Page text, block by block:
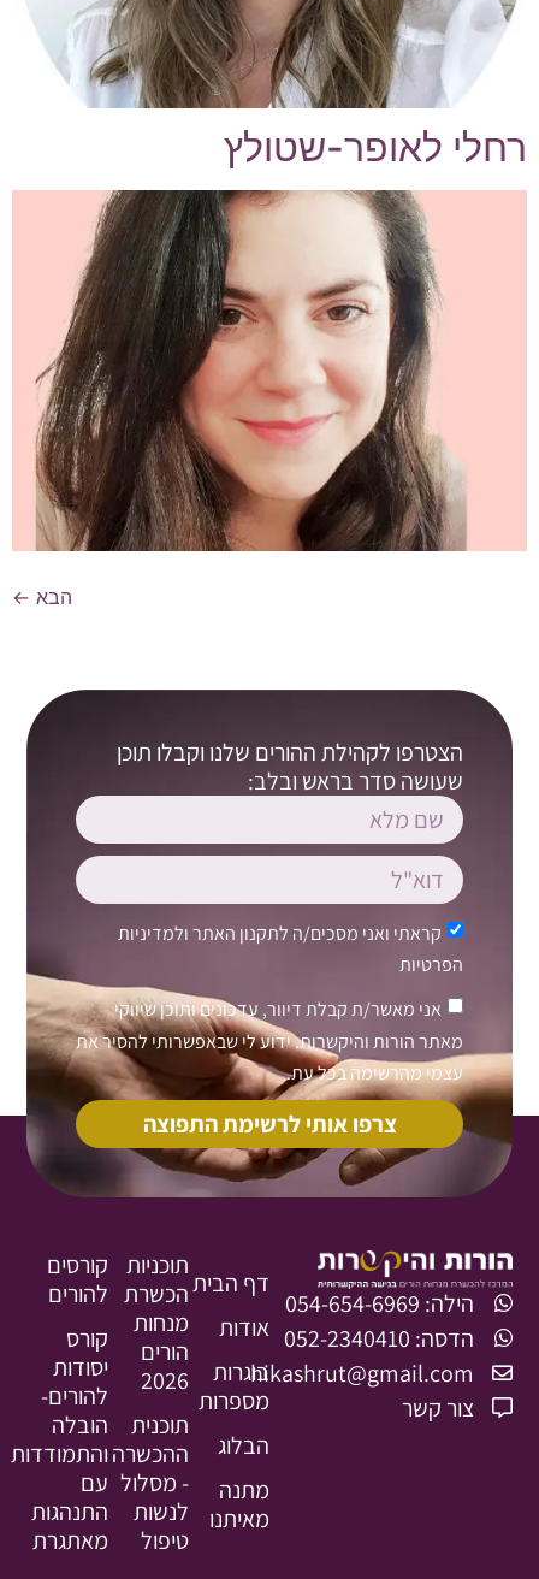
רחלי לאופר-שטולץ
הבא ←
הצטרפו לקהילת ההורים שלנו וקבלו תוכן
שעושה סדר בראש ובלב:
קראתי ואני מסכים/ה לתקנון האתרולמדיניות
הפרטיות
אני מאשר/ת קבלת דיוור, עדכונים ותוכן שיווקי
מאתר הורות והיקשרות. ידוע לי שבאפשרותי להסיר את
עצמי מהרשימה בכל עת.
צרפו אותי לרשימת התפוצה
הילה: 054-654-6969
הדסה: 052-2340410
hikashrut@gmail.com
צור קשר
דף הבית
אודות
בוגרות
מספרות
הבלוג
מתנה
מאיתנו
תוכניות
הכשרת
מנחות
הורים
2026
תוכנית
ההכשרה
- מסלול
לנשות
טיפול
קורסים
להורים
קורס
יסודות
להורים-
הובלה
והתמודדות
עם
התנהגות
מאתגרת